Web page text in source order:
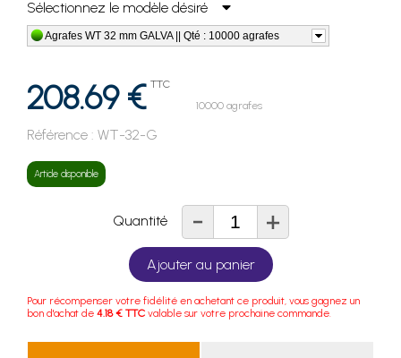
Sélectionnez le modèle désiré
Agrafes WT 32 mm GALVA || Qté : 10000 agrafes
208.69 € TTC
10000 agrafes
Référence : WT-32-G
Article disponible
Quantité - +
Ajouter au panier
Pour récompenser votre fidélité en achetant ce produit, vous gagnez un
bon d'achat de 4.18 € TTC valable sur votre prochaine commande.